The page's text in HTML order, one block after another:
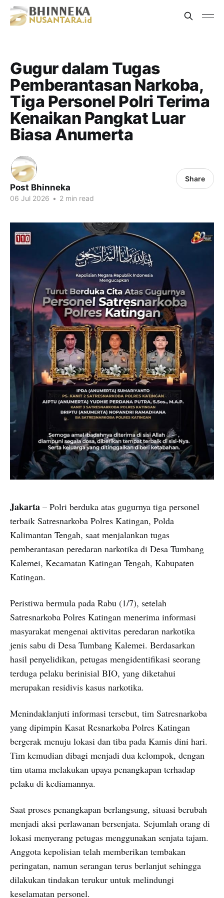
Gugur dalam Tugas
Pemberantasan Narkoba,
Tiga Personel Polri Terima
Kenaikan Pangkat Luar
Biasa Anumerta
Post Bhinneka
06 Jul 2026 • 2 min read
Share
Jakarta – Polri berduka atas gugurnya tiga personel
terbaik Satresnarkoba Polres Katingan, Polda
Kalimantan Tengah, saat menjalankan tugas
pemberantasan peredaran narkotika di Desa Tumbang
Kalemei, Kecamatan Katingan Tengah, Kabupaten
Katingan.
Peristiwa bermula pada Rabu (1/7), setelah
Satresnarkoba Polres Katingan menerima informasi
masyarakat mengenai aktivitas peredaran narkotika
jenis sabu di Desa Tumbang Kalemei. Berdasarkan
hasil penyelidikan, petugas mengidentifikasi seorang
terduga pelaku berinisial BIO, yang diketahui
merupakan residivis kasus narkotika.
Menindaklanjuti informasi tersebut, tim Satresnarkoba
yang dipimpin Kasat Resnarkoba Polres Katingan
bergerak menuju lokasi dan tiba pada Kamis dini hari.
Tim kemudian dibagi menjadi dua kelompok, dengan
tim utama melakukan upaya penangkapan terhadap
pelaku di kediamannya.
Saat proses penangkapan berlangsung, situasi berubah
menjadi aksi perlawanan bersenjata. Sejumlah orang di
lokasi menyerang petugas menggunakan senjata tajam.
Anggota kepolisian telah memberikan tembakan
peringatan, namun serangan terus berlanjut sehingga
dilakukan tindakan terukur untuk melindungi
keselamatan personel.